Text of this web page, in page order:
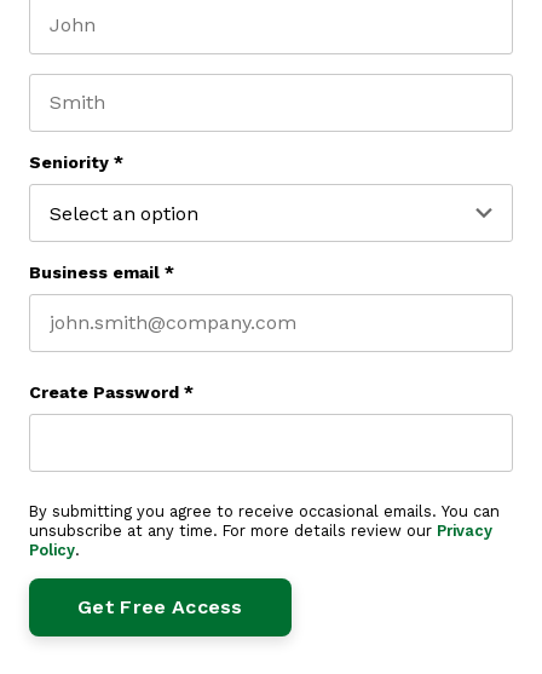
Seniority *
Business email *
Create Password *
By submitting you agree to receive occasional emails. You can
unsubscribe at any time. For more details review our Privacy
Policy.